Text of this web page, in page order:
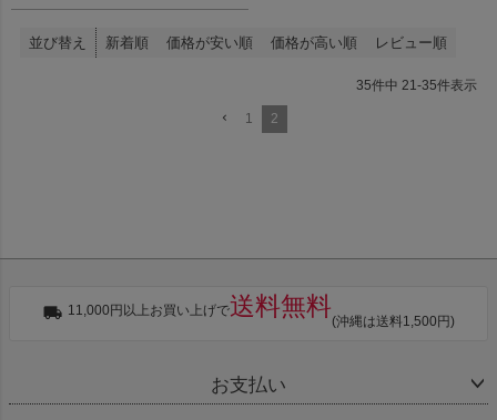
並び替え 新着順 価格が安い順 価格が高い順 レビュー順
35件中 21 -35件表示
1 2
11,000円以上お買い上げで送料無料
(沖縄は送料1,500円)
お支払い